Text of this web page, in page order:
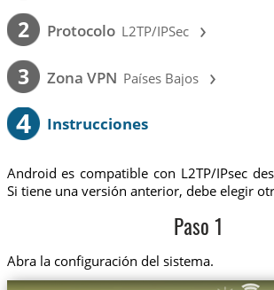
2 Protocolo L2TP/IPSec ›
3 Zona VPN Países Bajos ›
4 Instrucciones
Android es compatible con L2TP/IPsec
Si tiene una versión anterior, debe elegir
Paso 1
Abra la configuración del sistema.